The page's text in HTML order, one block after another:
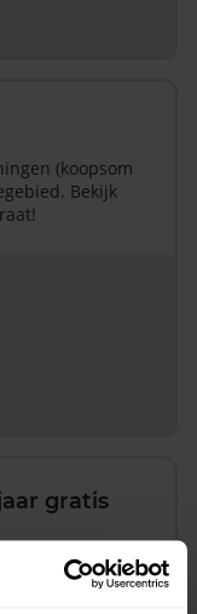
(koopsom
Bekijk
gratis